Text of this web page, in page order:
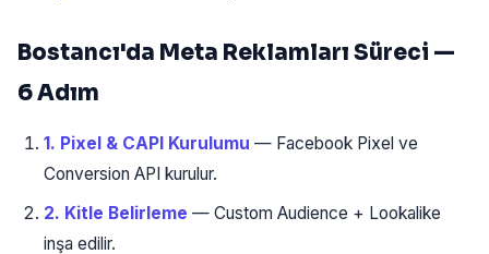
Bostancı'da Meta Reklamları Süreci —
6 Adım
1. Pixel & CAPI Kurulumu — Facebook Pixel ve
Conversion API kurulur.
2. Kitle Belirleme — Custom Audience + Lookalike
inşa edilir.